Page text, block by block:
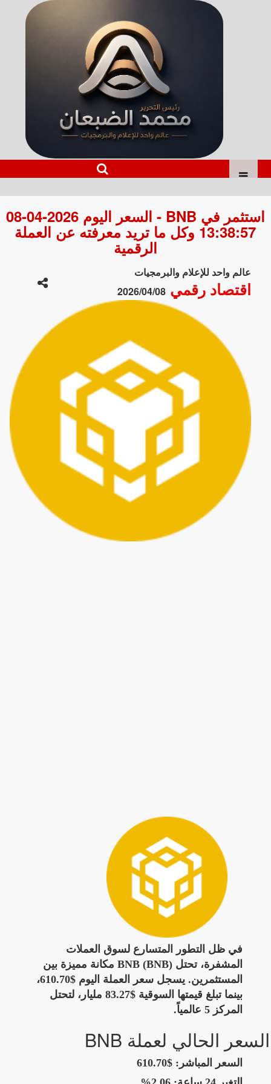
استثمر في BNB - السعر اليوم 2026-04-08
13:38:57 وكل ما تريد معرفته عن العملة
الرقمية
عالم واحد للإعلام والبرمجيات
اقتصاد رقمي2026/04/08
في ظل التطور المتسارع لسوق العملات
المشفرة، تحتل BNB (BNB) مكانة مميزة بين
المستثمرين. يسجل سعر العملة اليوم $610.70،
بينما تبلغ قيمتها السوقية $83.27 مليار، لتحتل
المركز 5 عالمياً.
السعر الحالي لعملة BNB
السعر المباشر: $610.70